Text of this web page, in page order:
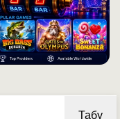
Табу